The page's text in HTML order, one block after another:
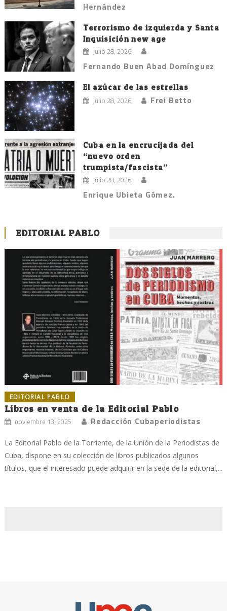
Hernández
Terrorismo de izquierda y Santa
Inquisición new age
julio 28, 2026
Fernando Buen Abad Domínguez
El azúcar de las estrellas
julio 28, 2026 Frei Betto
Cuba en la encrucijada del
“nuevo orden
trumpista/fascista”
julio 28, 2026
Enrique Ubieta Gómez.
EDITORIAL PABLO
EDITORIAL PABLO
Libros en venta de la Editorial Pablo
noviembre 13, 2025 Redacción Cubaperiodistas
La Editorial Pablo de la Torriente, de la Unión de la Periodistas de
Cuba, dispone en su colección de libros publicados algunos
títulos, que el interesado puede adquirir en la sede de la editorial,...